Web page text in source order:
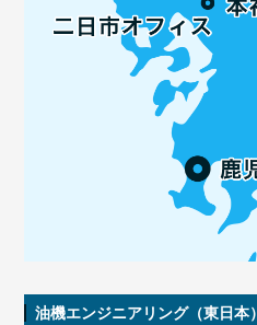
油機エンジニアリング（東日本）